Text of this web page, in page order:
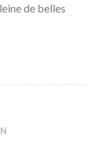
de belles